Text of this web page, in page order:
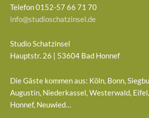
Telefon 0152-57 66 71 70
info@studioschatzinsel.de
Studio Schatzinsel
Hauptstr. 26 | 53604 Bad Honnef
Die Gäste kommen aus: Köln, Bonn,
Augustin, Niederkassel, Westerwald,
Honnef, Neuwied…